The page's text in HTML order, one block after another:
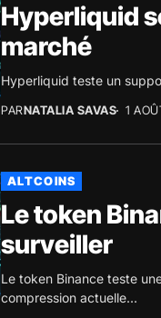
Hyperliquid
marché
Hyperliquid teste un
PARNATALIA SAVAS 1
ALTCOINS
Le token
surveiller
Le token Binance teste
compression actuelle...